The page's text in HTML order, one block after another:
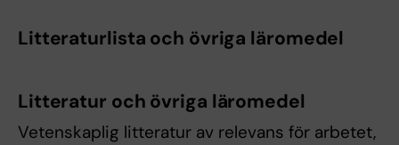
Litteraturlista och övriga läromedel
Litteratur och övriga läromedel
Vetenskaplig litteratur av relevans för arbetet,